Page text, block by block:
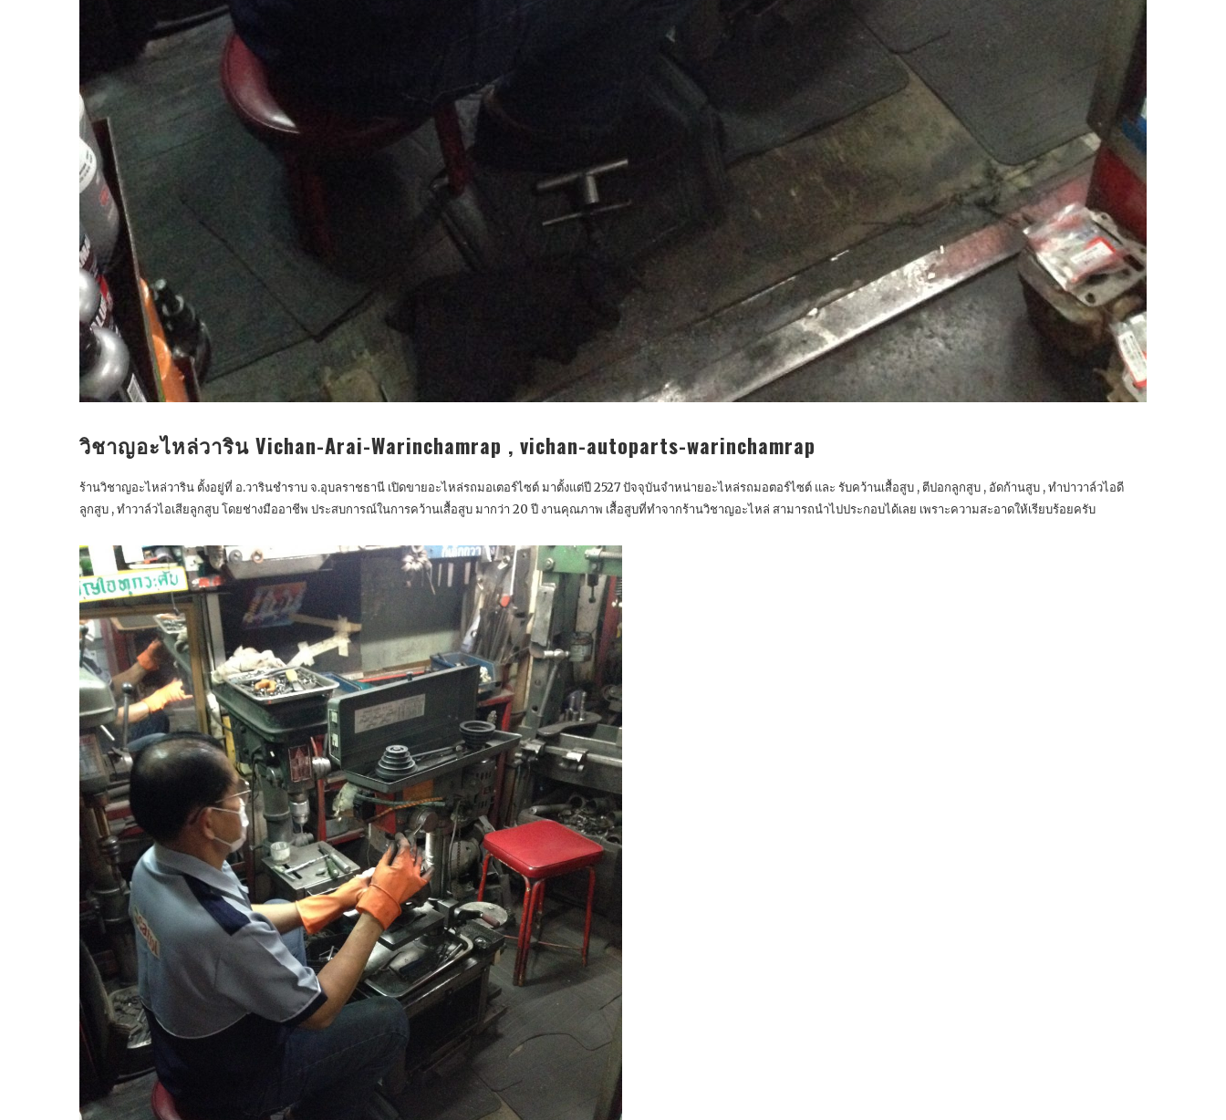
วิชาญอะไหล่วาริน Vichan-Arai-Warinchamrap , vichan-autoparts-warinchamrap
ร้านวิชาญอะไหล่วาริน ตั้งอยู่ที่ อ.วารินชำราบ จ.อุบลราชธานี เปิดขายอะไหล่รถมอเตอร์ไซต์ มาตั้งแต่ปี 2527 ปัจจุบันจำหน่ายอะไหล่รถมอตอร์ไซต์ และ รับคว้านเสื้อสูบ , ตีปอกลูกสูบ , อัดก้านสูบ , ทำบ่าวาล์วไอดี
ลูกสูบ , ทำวาล์วไอเสียลูกสูบ โดยช่างมืออาชีพ ประสบการณ์ในการคว้านเสื้อสูบ มากว่า 20 ปี งานคุณภาพ เสื้อสูบที่ทำจากร้านวิชาญอะไหล่ สามารถนำไปประกอบได้เลย เพราะความสะอาดให้เรียบร้อยครับ